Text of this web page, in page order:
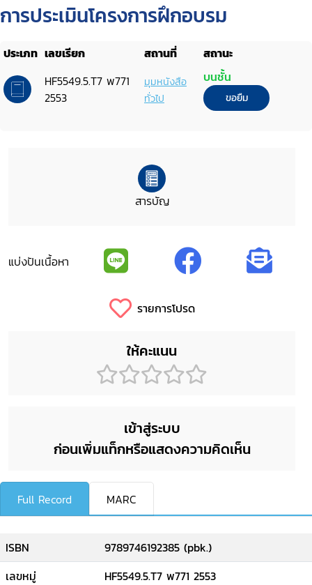
การประเมินโครงการฝึกอบรม
ประเภท เลขเรียก สถานที่
สถานะ
HF5549.5.T7 พ771
2553
มุมหนังสือ
ทั่วไป
บนชั้น
ขอยืม
สารบัญ
แบ่งปันเนื้อหา
รายการโปรด
ให้คะแนน
เข้าสู่ระบบ
ก่อนเพิ่มแท็กหรือแสดงความคิดเห็น
Full Record MARC
ISBN
9789746192385 (pbk.)
เลขหมู่
HF5549.5.T7 พ771 2553